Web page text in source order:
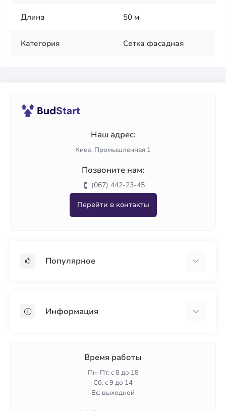
Длина 50 м
Категория Сетка фасадная
Наш адрес:
Киев, Промышленная 1
Позвоните нам:
(067) 442-23-45
Перейти в контакты
Популярное
ПенопластИнформация
Политика конфиденциальности
Время работы
Пн-Пт: с 8 до 18
Сб: с 9 до 14
Вс: выходной